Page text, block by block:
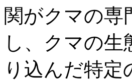
関がクマの専
し、クマの
り込んだ特